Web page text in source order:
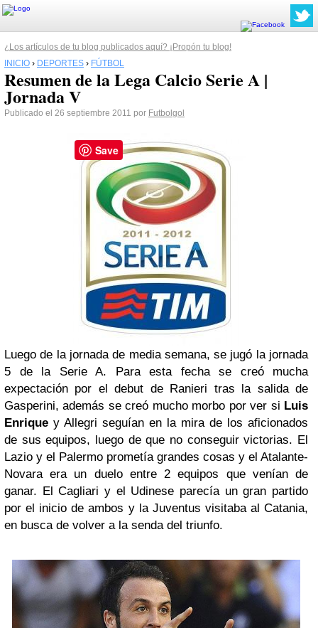
¿Los artículos de tu blog publicados aquí? ¡Propón tu blog!
INICIO › DEPORTES › FÚTBOL
Resumen de la Lega Calcio Serie A |
Jornada V
Publicado el 26 septiembre 2011 por Futbolgol
Luego de la jornada de media semana, se jugó la jornada
5 de la Serie A. Para esta fecha se creó mucha
expectación por el debut de Ranieri tras la salida de
Gasperini, además se creó mucho morbo por ver si Luis
Enrique y Allegri seguían en la mira de los aficionados
de sus equipos, luego de que no conseguir victorias. El
Lazio y el Palermo prometía grandes cosas y el Atalante-
Novara era un duelo entre 2 equipos que venían de
ganar. El Cagliari y el Udinese parecía un gran partido
por el inicio de ambos y la Juventus visitaba al Catania,
en busca de volver a la senda del triunfo.
Save